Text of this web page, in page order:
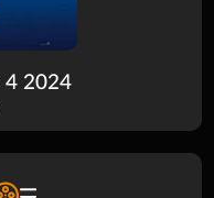
4 2024